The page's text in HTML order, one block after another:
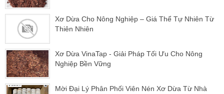
Xơ Dừa Cho Nông Nghiệp – Giá Thể Tự Nhiên Từ
Thiên Nhiên
Xơ Dừa VinaTap - Giải Pháp Tối Ưu Cho Nông
Nghiệp Bền Vững
Mời Đại Lý Phân Phối Viên Nén Xơ Dừa Từ Nhà